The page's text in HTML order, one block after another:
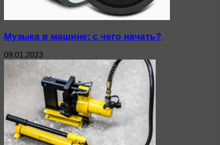
Музыка в машине: с чего начать?
09.01.2023